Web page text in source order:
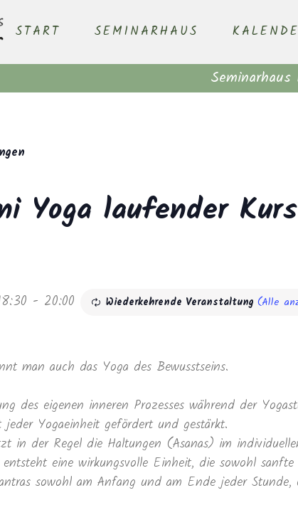
START SEMINARHAUS
Yoga laufender
- 20:00 Wiederkehrende Veranstaltung (Alle
man auch das Yoga des Bewusstseins.
des eigenen inneren Prozesses während der
Yogaeinheit gefördert und gestärkt.
in der Regel die Haltungen (Asanas) im
eine wirkungsvolle Einheit, die sowohl
sowohl am Anfang und am Ende jeder